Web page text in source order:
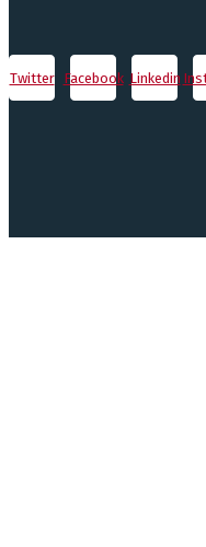
Twitter Facebook Linkedin